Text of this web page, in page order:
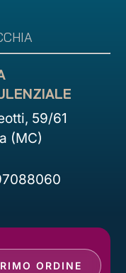
59/61
(MC)
ORDINE